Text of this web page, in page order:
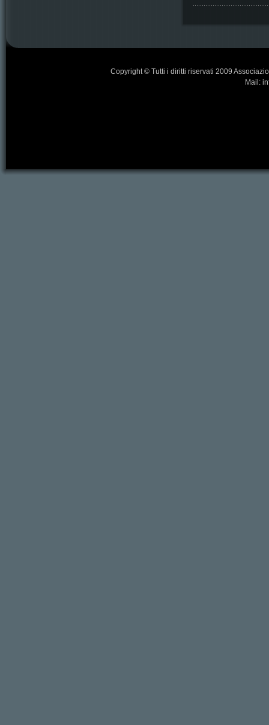
Copyright © Tutti i diritti riservati 2009
Mail: